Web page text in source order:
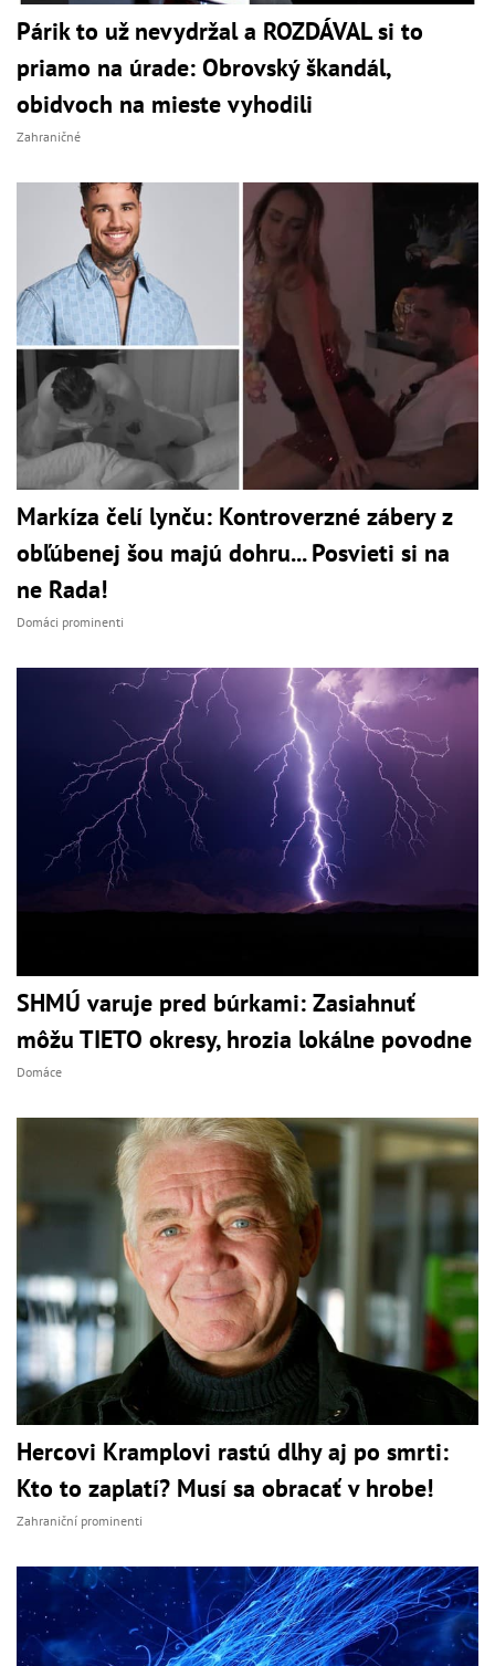
Párik to už nevydržal a ROZDÁVAL si to
priamo na úrade: Obrovský škandál,
obidvoch na mieste vyhodili
Zahraničné
Markíza čelí lynču: Kontroverzné zábery z
obľúbenej šou majú dohru... Posvieti si na
ne Rada!
Domáci prominenti
SHMÚ varuje pred búrkami: Zasiahnuť
môžu TIETO okresy, hrozia lokálne povodne
Domáce
Hercovi Kramplovi rastú dlhy aj po smrti:
Kto to zaplatí? Musí sa obracať v hrobe!
Zahraniční prominenti